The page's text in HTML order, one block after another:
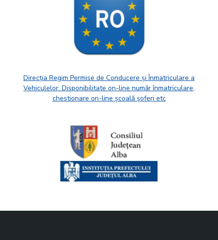
Direcția Regim Permise de Conducere și Înmatriculare a
Vehiculelor. Disponibilitate on-line număr înmatriculare,
chestionare on-line școală șoferi etc